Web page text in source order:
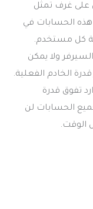
على غرف تمثل
الحسابات في
كل مستخدم.
ولا يمكن
الخادم الفعلية.
تفوق قدرة
الحسابات لن
الوقت.